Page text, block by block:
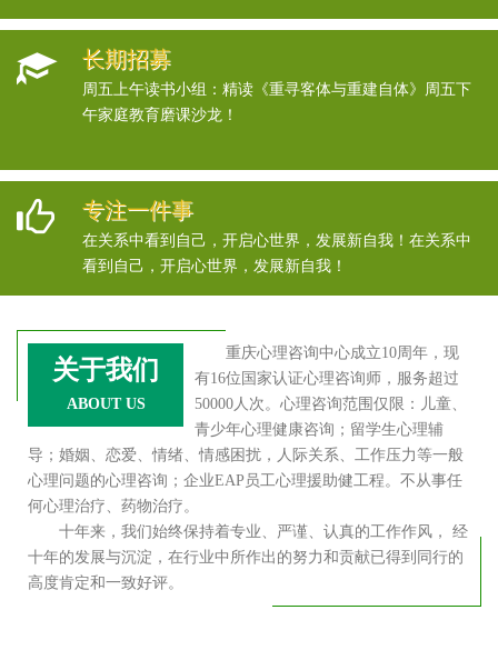
长期招募
周五上午读书小组：精读《重寻客体与重建自体》周五下
午家庭教育磨课沙龙！
专注一件事
在关系中看到自己，开启心世界，发展新自我！在关系中
看到自己，开启心世界，发展新自我！
关于我们
ABOUT US
重庆心理咨询中心成立10周年，现
有16位国家认证心理咨询师，服务超过
50000人次。心理咨询范围仅限：儿童、
青少年心理健康咨询；留学生心理辅
导；婚姻、恋爱、情绪、情感困扰，人际关系、工作压力等一般
心理问题的心理咨询；企业EAP员工心理援助健工程。不从事任
何心理治疗、药物治疗。
十年来，我们始终保持着专业、严谨、认真的工作作风， 经
十年的发展与沉淀，在行业中所作出的努力和贡献已得到同行的
高度肯定和一致好评。